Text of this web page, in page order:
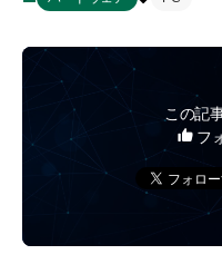
この記
フ